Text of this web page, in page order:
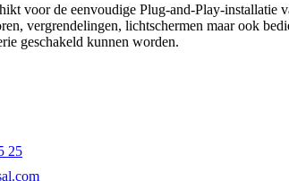
voor de eenvoudige Plug-and-Play-installatie
vergrendelingen, lichtschermen maar ook
geschakeld kunnen worden.
25